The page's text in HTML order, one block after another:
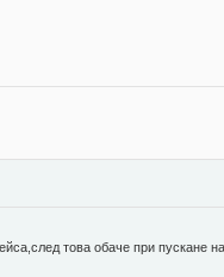
това обаче при пускане